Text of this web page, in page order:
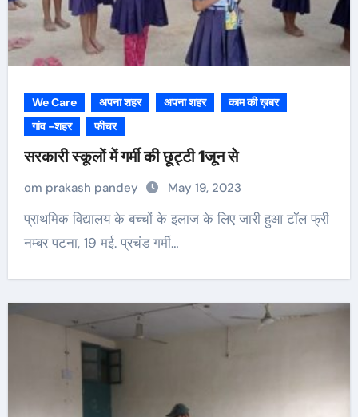
We Care अपना शहर अपना शहर
काम की ख़बर
गांव -शहर
फीचर
सरकारी स्कूलों में गर्मी की छूट्टी 1जून से
om prakash pandey May 19, 2023
प्राथमिक विद्यालय के बच्चों के इलाज के लिए जारी हुआ टॉल फ्री
नम्बर पटना, 19 मई. प्रचंड गर्मी…